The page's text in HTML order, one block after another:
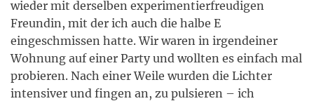
wieder mit derselben experimentierfreudigen
Freundin, mit der ich auch die halbe E
eingeschmissen hatte. Wir waren in irgendeiner
Wohnung auf einer Party und wollten es einfach mal
probieren. Nach einer Weile wurden die Lichter
intensiver und fingen an, zu pulsieren – ich